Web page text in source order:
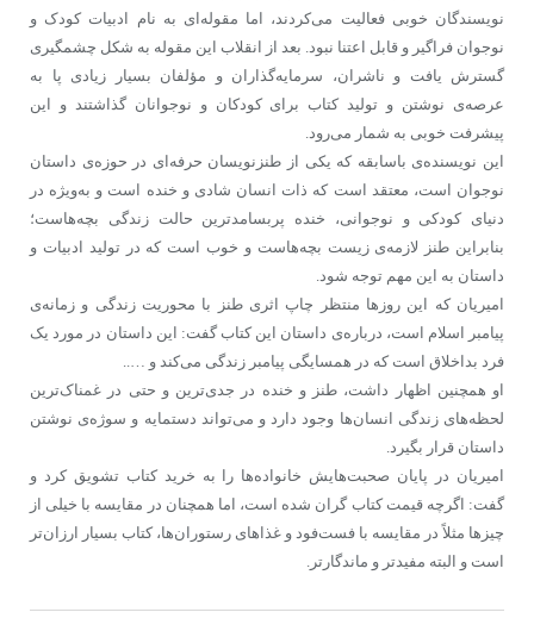
نویسندگان خوبی فعالیت می‌کردند، اما مقوله‌ای به نام ادبیات کودک و
نوجوان فراگیر و قابل اعتنا نبود. بعد از انقلاب این مقوله به شکل چشمگیری
گسترش یافت و ناشران، سرمایه‌گذاران و مؤلفان بسیار زیادی پا به
عرصه‌ی نوشتن و تولید کتاب برای کودکان و نوجوانان گذاشتند و این
پیشرفت خوبی به شمار می‌رود.
این نویسنده‌ی باسابقه که یکی از طنزنویسان حرفه‌ای در حوزه‌ی داستان
نوجوان است، معتقد است که ذات انسان شادی و خنده است و به‌ویژه در
دنیای کودکی و نوجوانی، خنده پربسامدترین حالت زندگی بچه‌هاست؛
بنابراین طنز لازمه‌ی زیست بچه‌هاست و خوب است که در تولید ادبیات و
داستان به این مهم توجه شود.
امیریان که این روزها منتظر چاپ اثری طنز با محوریت زندگی و زمانه‌ی
پیامبر اسلام است، درباره‌ی داستان این کتاب گفت: این داستان در مورد یک
فرد بداخلاق است که در همسایگی پیامبر زندگی می‌کند و …..
او همچنین اظهار داشت، طنز و خنده در جدی‌ترین و حتی در غمناک‌ترین
لحظه‌های زندگی انسان‌ها وجود دارد و می‌تواند دستمایه‌ و سوژه‌ی نوشتن
داستان قرار بگیرد‌.
امیریان در پایان صحبت‌هایش خانواده‌ها را به خرید کتاب تشویق کرد و
گفت: اگرچه قیمت کتاب گران شده است، اما همچنان در مقایسه با خیلی از
چیزها مثلاً در مقایسه با فست‌فود و غذاهای رستوران‌ها، کتاب بسیار ارزان‌تر
است و البته مفیدتر و ماندگار‌تر.